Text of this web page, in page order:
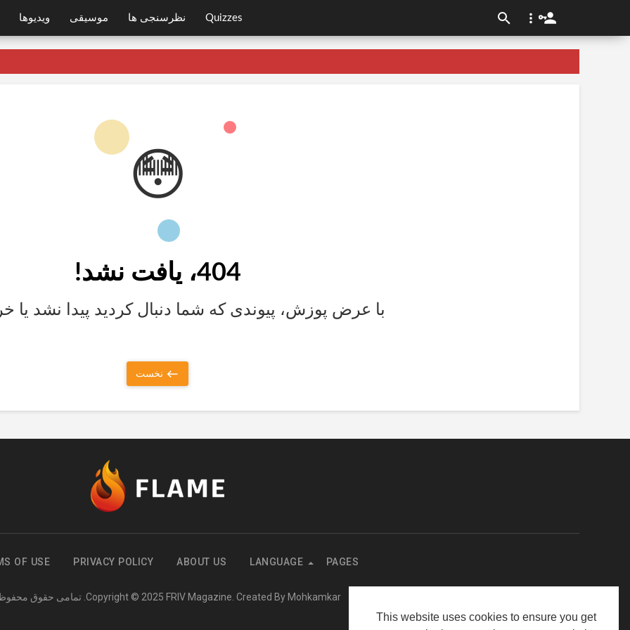
This website uses cookies to ensure you get
ویدیوها موسیقی نظرسنجی ها Quizzes
😳
404، یافت نشد!
با عرض پوزش، پیوندی که شما دنبال کردید پیدا نشد
نخست
OF USE PRIVACY POLICY ABOUT US LANGUAGE PAGES
Copyright © 2025 FRIV Magazine. Created By Mohkamkar . تمامی حقوق